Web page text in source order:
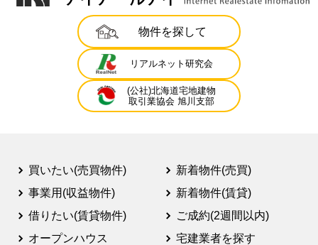
物件を探して
リアルネット研究会
(公社)北海道宅地建物
取引業協会 旭川支部
買いたい(売買物件)
事業用(収益物件)
借りたい(賃貸物件)
オープンハウス
新着物件(売買)
新着物件(賃貸)
ご成約(2週間以内)
宅建業者を探す